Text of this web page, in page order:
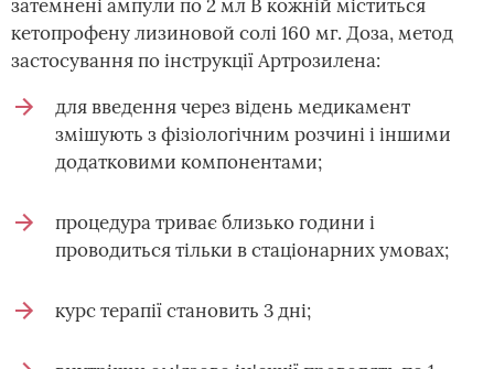
затемнені ампули по 2 мл В кожній міститься
кетопрофену лизиновой солі 160 мг. Доза, метод
застосування по інструкції Артрозилена:
для введення через відень медикамент
змішують з фізіологічним розчині і іншими
додатковими компонентами;
процедура триває близько години і
проводиться тільки в стаціонарних умовах;
курс терапії становить 3 дні;